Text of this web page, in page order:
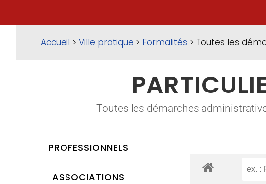
Accueil > Ville pratique > Formalités > Toutes les
Toutes les démarches
PROFESSIONNELS
ASSOCIATIONS